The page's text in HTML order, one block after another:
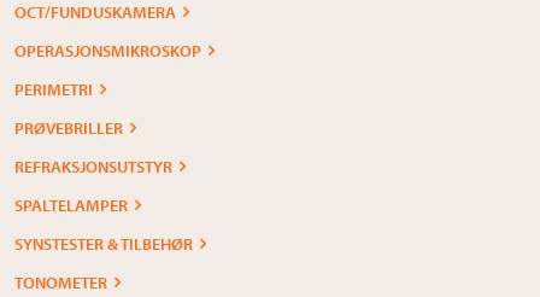
OCT/FUNDUSKAMERA
OPERASJONSMIKROSKOP
PERIMETRI
PRØVEBRILLER
REFRAKSJONSUTSTYR
SPALTELAMPER
SYNSTESTER & TILBEHØR
TONOMETER